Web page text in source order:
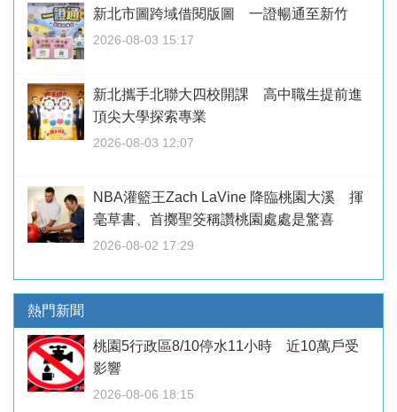
新北市圖跨域借閱版圖 一證暢通至新竹
2026-08-03 15:17
新北攜手北聯大四校開課 高中職生提前進
頂尖大學探索專業
2026-08-03 12:07
NBA灌籃王Zach LaVine 降臨桃園大溪 揮
毫草書、首擲聖筊稱讚桃園處處是驚喜
2026-08-02 17:29
熱門新聞
桃園5行政區8/10停水11小時 近10萬戶受
影響
2026-08-06 18:15